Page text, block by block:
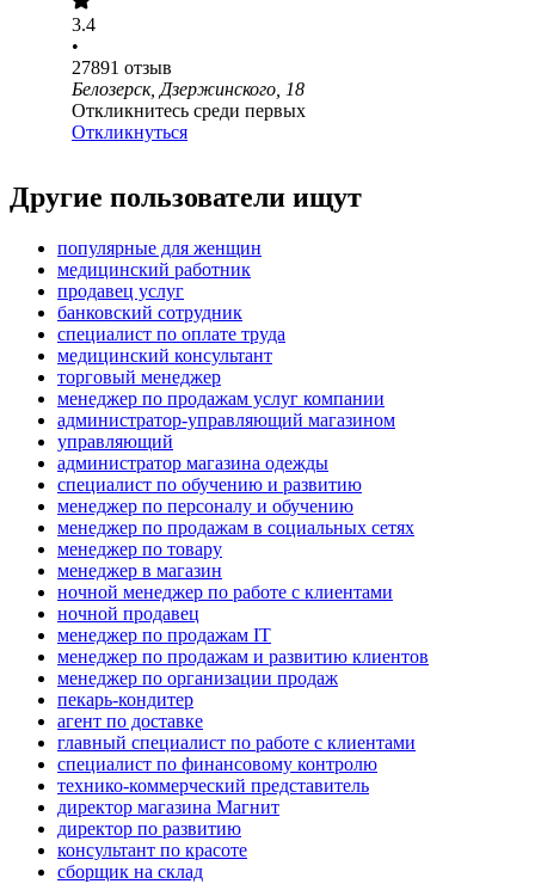
3.4
•
27891 отзыв
Белозерск, Дзержинского, 18
Откликнитесь среди первых
Откликнуться
Другие пользователи ищут
популярные для женщин
медицинский работник
продавец услуг
банковский сотрудник
специалист по оплате труда
медицинский консультант
торговый менеджер
менеджер по продажам услуг компании
администратор-управляющий магазином
управляющий
администратор магазина одежды
специалист по обучению и развитию
менеджер по персоналу и обучению
менеджер по продажам в социальных сетях
менеджер по товару
менеджер в магазин
ночной менеджер по работе с клиентами
ночной продавец
менеджер по продажам IT
менеджер по продажам и развитию клиентов
менеджер по организации продаж
пекарь-кондитер
агент по доставке
главный специалист по работе с клиентами
специалист по финансовому контролю
технико-коммерческий представитель
директор магазина Магнит
директор по развитию
консультант по красоте
сборщик на склад